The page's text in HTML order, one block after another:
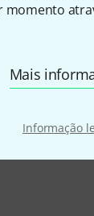
Mais
Informação
e-mail *
se agora",
Você pode